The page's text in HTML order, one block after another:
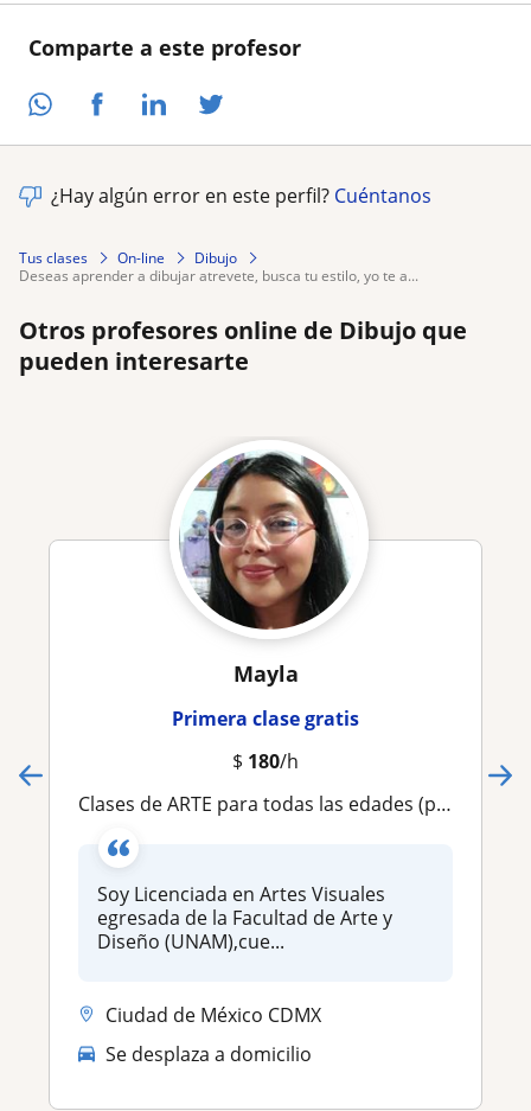
Comparte a este profesor
¿Hay algún error en este perfil? Cuéntanos
Tus clases On-line
Dibujo
deseas aprender a dibujar atrevete, busca tu estilo, yo te a...
Otros profesores online de Dibujo que
pueden interesarte
Mayla
Primera clase gratis
$ 180/h
Clases de ARTE para todas las edades (presenciales y en línea )
Soy Licenciada en Artes Visuales
egresada de la Facultad de Arte y
Diseño (UNAM),cue...
Ciudad de México CDMX
Se desplaza a domicilio